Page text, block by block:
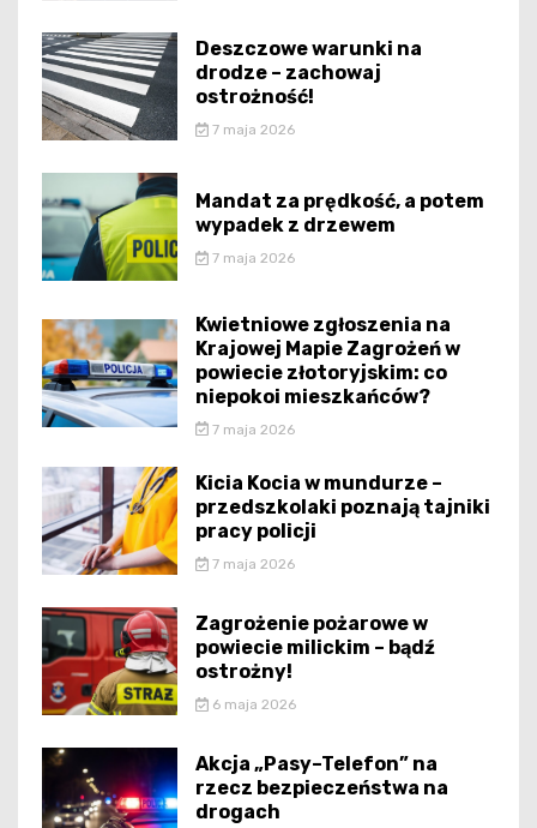
Deszczowe warunki na
drodze – zachowaj
ostrożność!
7 maja 2026
Mandat za prędkość, a potem
wypadek z drzewem
7 maja 2026
Kwietniowe zgłoszenia na
Krajowej Mapie Zagrożeń w
powiecie złotoryjskim: co
niepokoi mieszkańców?
7 maja 2026
Kicia Kocia w mundurze –
przedszkolaki poznają tajniki
pracy policji
7 maja 2026
Zagrożenie pożarowe w
powiecie milickim – bądź
ostrożny!
6 maja 2026
Akcja „Pasy–Telefon” na
rzecz bezpieczeństwa na
drogach